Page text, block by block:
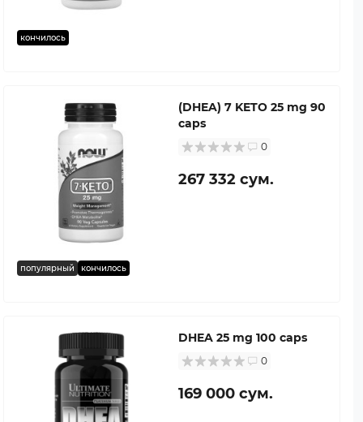
кончилось
популярный кончилось
(DHEA) 7 KETO 25 mg 90
caps
0
267 332 сум.
DHEA 25 mg 100 caps
0
169 000 сум.